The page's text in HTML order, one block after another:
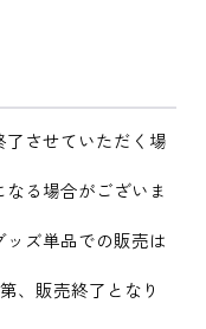
させていただく場
る場合がございま
ズ単品での販売は
、販売終了となり